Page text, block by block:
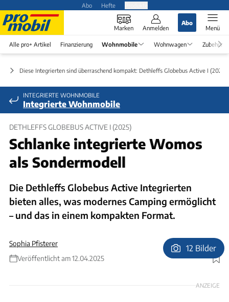
Abo Hefte
Marken Anmelden
Abo
Menü
Alle pro+ Artikel Finanzierung Wohnmobile Wohnwagen Zubehör
Diese Integrierten sind überraschend kompakt: Dethleffs Globebus Active I (2025)
INTEGRIERTE WOHNMOBILE
Integrierte Wohnmobile
DETHLEFFS GLOBEBUS ACTIVE I (2025)
Schlanke integrierte Womos
als Sondermodell
Die Dethleffs Globebus Active Integrierten
bieten alles, was modernes Camping ermöglicht
– und das in einem kompakten Format.
Sophia Pfisterer
Veröffentlicht am 12.04.2025
Foto: Ingolf Pompe
12 Bilder
ANZEIGE